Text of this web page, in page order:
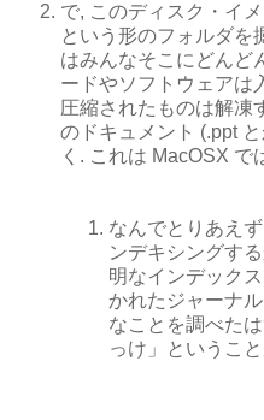
で, このディスク・イ
という形のフォルダを
はみんなそこにどんど
ードやソフトウェアは
圧縮されたものは解凍
のドキュメント (.ppt
く. これは MacOSX で
なんでとりあえ
ンデキシングす
明なインデック
かれたジャーナ
なことを調べた
っけ」というこ